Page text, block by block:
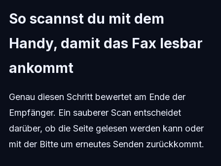
So scannst du mit dem
Handy, damit das Fax lesbar
ankommt
Genau diesen Schritt bewertet am Ende der
Empfänger. Ein sauberer Scan entscheidet
darüber, ob die Seite gelesen werden kann oder
mit der Bitte um erneutes Senden zurückkommt.